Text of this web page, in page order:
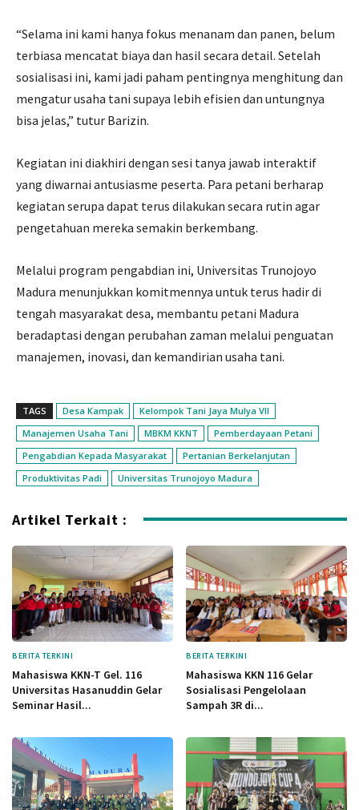
“Selama ini kami hanya fokus menanam dan panen, belum
terbiasa mencatat biaya dan hasil secara detail. Setelah
sosialisasi ini, kami jadi paham pentingnya menghitung dan
mengatur usaha tani supaya lebih efisien dan untungnya
bisa jelas,” tutur Barizin.
Kegiatan ini diakhiri dengan sesi tanya jawab interaktif
yang diwarnai antusiasme peserta. Para petani berharap
kegiatan serupa dapat terus dilakukan secara rutin agar
pengetahuan mereka semakin berkembang.
Melalui program pengabdian ini, Universitas Trunojoyo
Madura menunjukkan komitmennya untuk terus hadir di
tengah masyarakat desa, membantu petani Madura
beradaptasi dengan perubahan zaman melalui penguatan
manajemen, inovasi, dan kemandirian usaha tani.
TAGS Desa Kampak
Kelompok Tani Jaya Mulya VII
Manajemen Usaha Tani
MBKM KKNT
Pemberdayaan Petani
Pengabdian Kepada Masyarakat
Pertanian Berkelanjutan
Produktivitas Padi
Universitas Trunojoyo Madura
Artikel Terkait :
BERITA TERKINI
Mahasiswa KKN-T Gel. 116
Universitas Hasanuddin Gelar
Seminar Hasil...
BERITA TERKINI
Mahasiswa KKN 116 Gelar
Sosialisasi Pengelolaan
Sampah 3R di...